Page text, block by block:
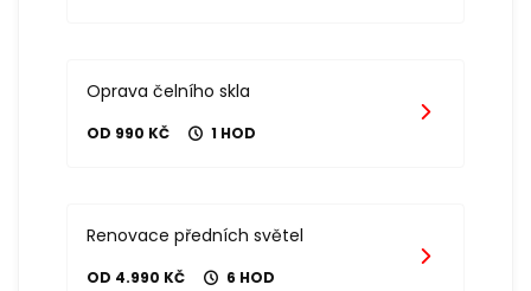
Oprava čelního skla
OD 990 KČ 1 HOD
Renovace předních světel
OD 4.990 KČ 6 HOD